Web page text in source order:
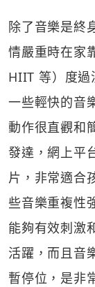
除了音樂是終
情嚴重時在家
HIIT 等）度過
一些輕快的音
動作很直觀和
發達，網上平
片，非常適合
些音樂重複性
能夠有效刺激
活躍，而且音
暫停位，是非